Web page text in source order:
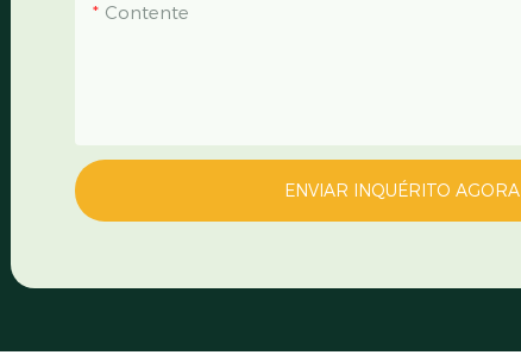
Contente
ENVIAR INQUÉRITO AGORA